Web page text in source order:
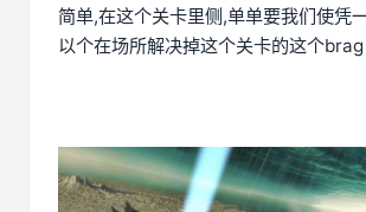
简单,在这个关卡里侧,单单要我们使凭
以个在场所解决掉这个关卡的这个brag